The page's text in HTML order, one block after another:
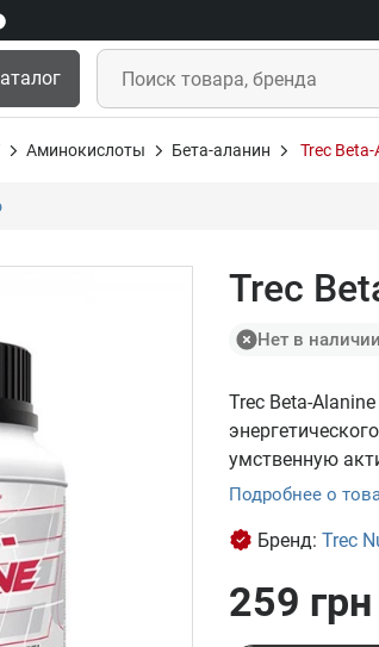
Аминокислоты Бета-аланин Trec
Trec
Нет в наличии
Trec Beta-
умственную
Подробнее о
Бренд: Trec
259 грн